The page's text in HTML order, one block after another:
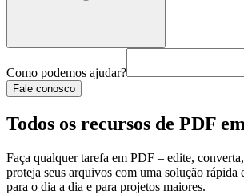
Como podemos ajudar?
Fale conosco
Todos os recursos de PDF
Faça qualquer tarefa em PDF – edite,
proteja seus arquivos com uma solução rápida
para o dia a dia e para projetos maiores.